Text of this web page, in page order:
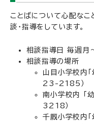
ことばについて心配な
談・指導をしています。
相談指導日 毎週月
相談指導の場所
山目小学校内
23-2185）
南小学校内 「
3218）
千厩小学校内